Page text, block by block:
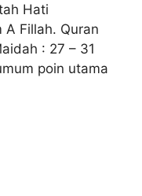
Hati
Fillah. Quran
: 27 – 31
poin utama